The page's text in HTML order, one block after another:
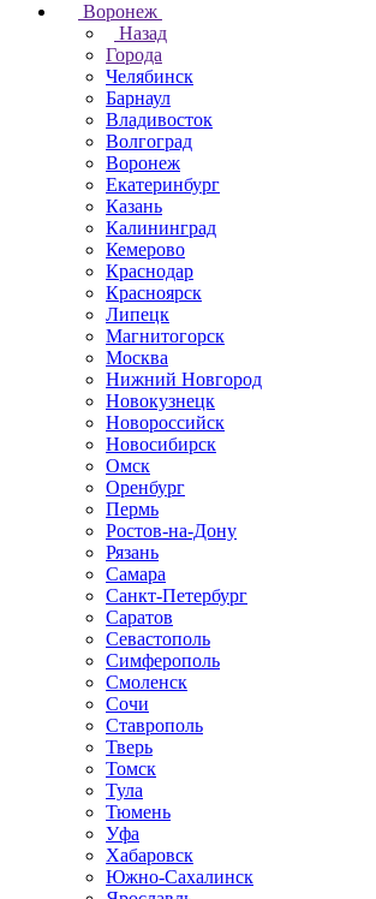
Воронеж
Назад
Города
Челябинск
Барнаул
Владивосток
Волгоград
Воронеж
Екатеринбург
Казань
Калининград
Кемерово
Краснодар
Красноярск
Липецк
Магнитогорск
Москва
Нижний Новгород
Новокузнецк
Новороссийск
Новосибирск
Омск
Оренбург
Пермь
Ростов-на-Дону
Рязань
Самара
Санкт-Петербург
Саратов
Севастополь
Симферополь
Смоленск
Сочи
Ставрополь
Тверь
Томск
Тула
Тюмень
Уфа
Хабаровск
Южно-Сахалинск